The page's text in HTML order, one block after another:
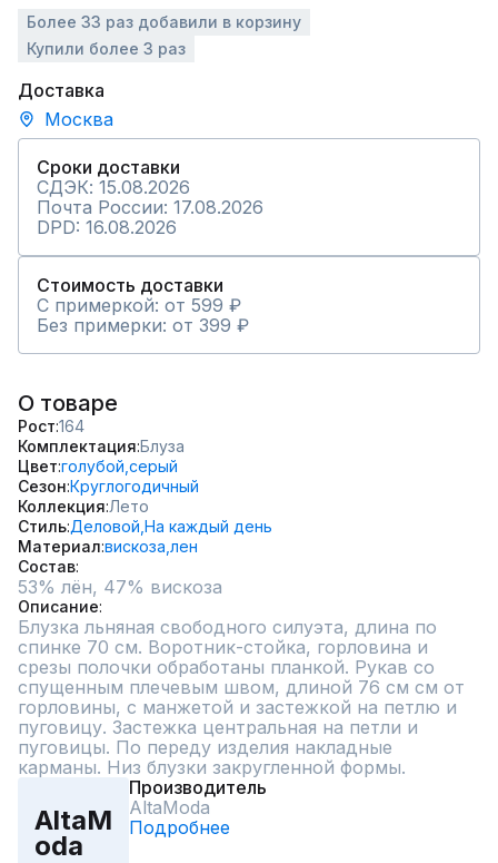
Более 33 раз добавили в корзину
Купили более 3 раз
Доставка
Москва
Сроки доставки
СДЭК: 15.08.2026
Почта России: 17.08.2026
DPD: 16.08.2026
Стоимость доставки
С примеркой: от 599 ₽
Без примерки: от 399 ₽
О товаре
Рост 164
Комплектация Блуза
Цвет голубой, серый
Сезон Круглогодичный
Коллекция Лето
Стиль Деловой, На каждый день
Материал вискоза, лен
Состав
53% лён, 47% вискоза
Описание
Блузка льняная свободного силуэта, длина по
спинке 70 см. Воротник-стойка, горловина и
срезы полочки обработаны планкой. Рукав со
спущенным плечевым швом, длиной 76 см см от
горловины, с манжетой и застежкой на петлю и
пуговицу. Застежка центральная на петли и
пуговицы. По переду изделия накладные
карманы. Низ блузки закругленной формы.
AltaM
oda
Производитель
AltaModa
Подробнее